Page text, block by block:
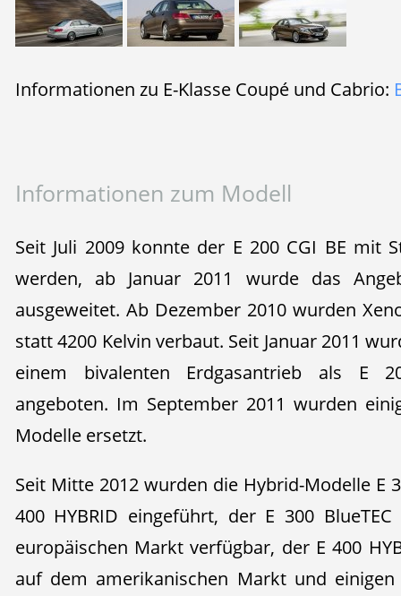
Informationen zu E-Klasse Coupé und Cabrio:
Informationen zum Modell
Seit Juli 2009 konnte der E 200 CGI BE mit
werden, ab Januar 2011 wurde das
ausgeweitet. Ab Dezember 2010 wurden
statt 4200 Kelvin verbaut. Seit Januar 2011
einem bivalenten Erdgasantrieb als E
angeboten. Im September 2011 wurden
Modelle ersetzt.
Seit Mitte 2012 wurden die Hybrid-Modelle E
400 HYBRID eingeführt, der E 300
europäischen Markt verfügbar, der E 400
auf dem amerikanischen Markt und einigen